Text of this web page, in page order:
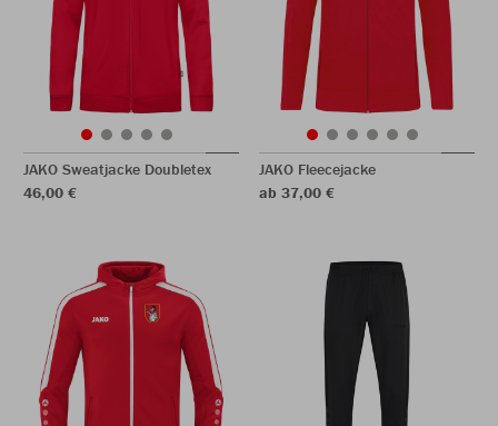
JAKO Sweatjacke Doubletex
46,00 €
JAKO Fleecejacke
ab 37,00 €